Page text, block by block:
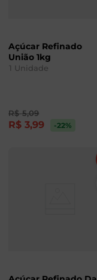
Açúcar Refinado
União 1kg
1 Unidade
R$ 5,09
R$ 3,99 -22%